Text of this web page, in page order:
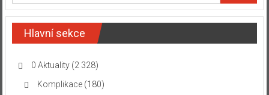
Hlavní sekce
0 Aktuality(2 328)
Komplikace(180)